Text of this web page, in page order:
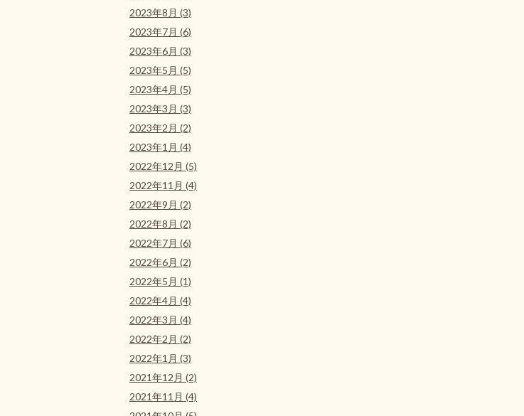
2023年8月 (3)
2023年7月 (6)
2023年6月 (3)
2023年5月 (5)
2023年4月 (5)
2023年3月 (3)
2023年2月 (2)
2023年1月 (4)
2022年12月 (5)
2022年11月 (4)
2022年9月 (2)
2022年8月 (2)
2022年7月 (6)
2022年6月 (2)
2022年5月 (1)
2022年4月 (4)
2022年3月 (4)
2022年2月 (2)
2022年1月 (3)
2021年12月 (2)
2021年11月 (4)